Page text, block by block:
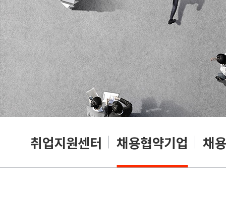
취업지원센터 채용협약기업 채